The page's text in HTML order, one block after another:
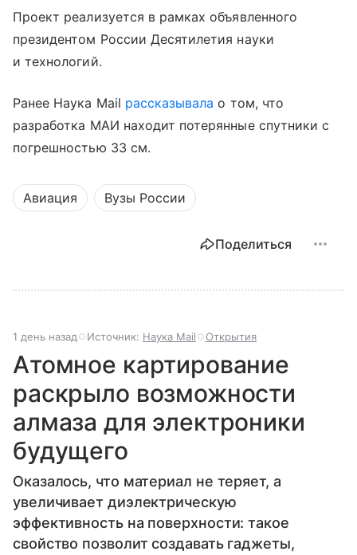
Проект реализуется в рамках объявленного
президентом России Десятилетия науки
и технологий.
Ранее Наука Mail рассказывала о том, что
разработка МАИ находит потерянные спутники с
погрешностью 33 см.
Авиация Вузы России
Поделиться
1 день назад Источник: Наука Mail Открытия
Атомное картирование
раскрыло возможности
алмаза для электроники
будущего
Оказалось, что материал не теряет, а
увеличивает диэлектрическую
эффективность на поверхности: такое
свойство позволит создавать гаджеты,